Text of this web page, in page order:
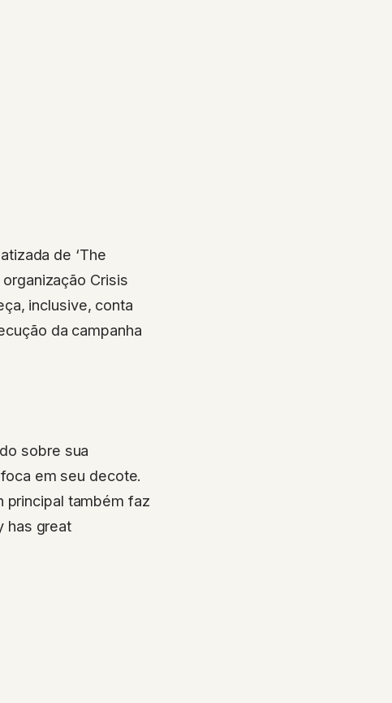
de ‘The
Crisis
inclusive, conta
da campanha
sobre sua
em seu decote.
principal também faz
has great